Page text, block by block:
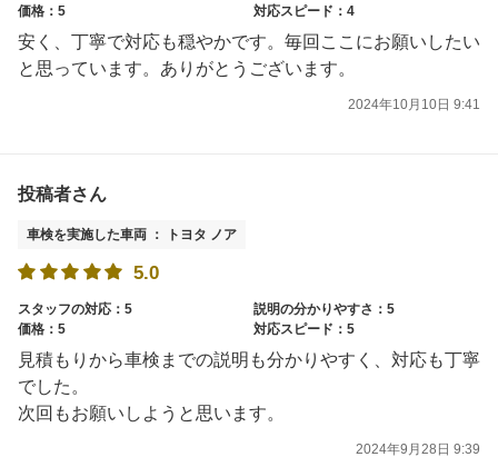
価格：5
対応スピード：4
安く、丁寧で対応も穏やかです。毎回ここにお願いしたい
と思っています。ありがとうございます。
2024年10月10日 9:41
投稿者さん
車検を実施した車両 ： トヨタ ノア
5.0
スタッフの対応：5
説明の分かりやすさ：5
価格：5
対応スピード：5
見積もりから車検までの説明も分かりやすく、対応も丁寧
でした。
次回もお願いしようと思います。
2024年9月28日 9:39